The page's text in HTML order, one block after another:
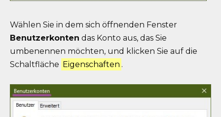
Wählen Sie in dem sich öffnenden Fenster
Benutzerkonten das Konto aus, das Sie
umbenennen möchten, und klicken Sie auf die
Schaltfläche Eigenschaften .